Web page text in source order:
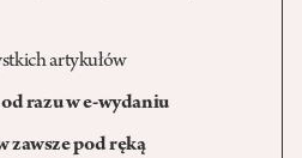
artykułów
razu w e-wydaniu
pod ręką